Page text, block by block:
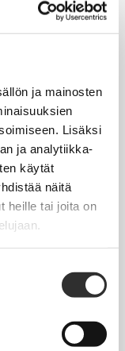
ja mainosten
Lisäksi
ja analytiikka-
käytät
näitä
heille tai joita on